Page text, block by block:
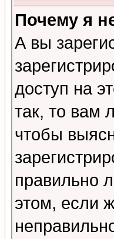
Почему я
А вы
доступ на
так, то вам
чтобы
правильно
этом, если